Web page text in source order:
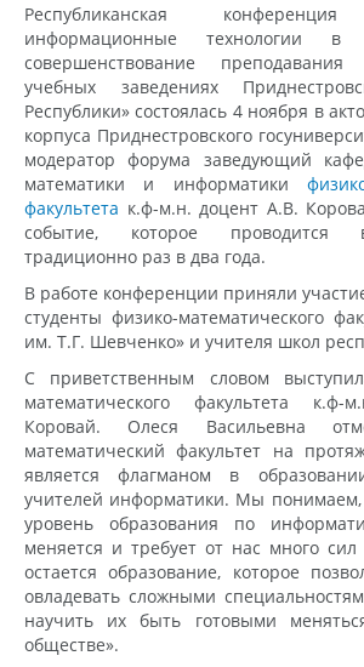
Республиканская
информационные технологии в
совершенствование
учебных заведениях
Республики» состоялась 4 ноября в
корпуса Приднестровского
модератор форума заведующий
математики и информатики
факультета к.ф-м.н. доцент А.В.
событие, которое проводится
традиционно раз в два года.
В работе конференции приняли
студенты физико-математического
им. Т.Г. Шевченко» и учителя школ
С приветственным словом
математического факультета
Коровай. Олеся Васильевна
математический факультет на
является флагманом в
учителей информатики. Мы
уровень образования по
меняется и требует от нас много
остается образование, которое
овладевать сложными
научить их быть готовыми
обществе».